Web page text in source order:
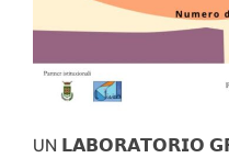
#casadiriposo#chiavenna
UN 𝗟𝗔𝗕𝗢𝗥𝗔𝗧𝗢𝗥𝗜𝗢